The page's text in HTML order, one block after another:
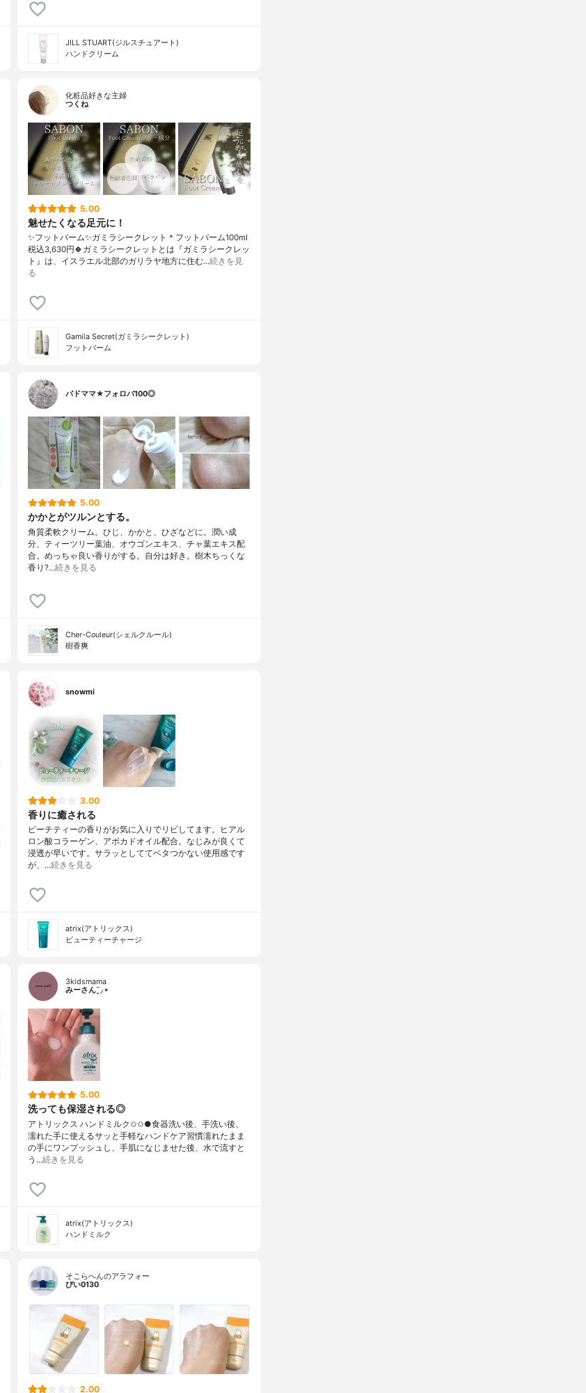
JILL STUART(ジルスチュアート)
ハンドクリーム
化粧品好きな主婦
つくね
5.00
魅せたくなる足元に！
✨フットバーム✨ガミラシークレット＊フットバーム100ml
税込3,630円🍀ガミラシークレットとは『ガミラシークレッ
ト』は、イスラエル北部のガリラヤ地方に住む…続きを見
る
Gamila Secret(ガミラシークレット)
フットバーム
バドママ★フォロバ100◎
5.00
かかとがツルンとする。
角質柔軟クリーム。ひじ、かかと、ひざなどに。潤い成
分、ティーツリー葉油、オウゴンエキス、チャ葉エキス配
合。めっちゃ良い香りがする。自分は好き。樹木ちっくな
香り?…続きを見る
Cher-Couleur(シェルクルール)
樹香爽
snowmi
3.00
香りに癒される
ピーチティーの香りがお気に入りでリピしてます。ヒアル
ロン酸コラーゲン、アボカドオイル配合。なじみが良くて
浸透が早いです。サラッとしててベタつかない使用感です
が、…続きを見る
atrix(アトリックス)
ビューティーチャージ
3kidsmama
みーさん¨̮⸝⋆
5.00
洗っても保湿される◎
アトリックス ハンドミルク✩✩●食器洗い後、手洗い後、
濡れた手に使えるサッと手軽なハンドケア習慣濡れたまま
の手にワンプッシュし、手肌になじませた後、水で流すと
う…続きを見る
atrix(アトリックス)
ハンドミルク
そこらへんのアラフォー
ぴい0130
2.00